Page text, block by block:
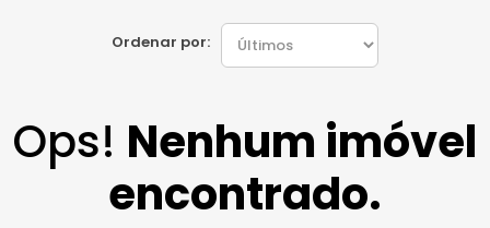
Ordenar por:
Ops! Nenhum imóvel
encontrado.